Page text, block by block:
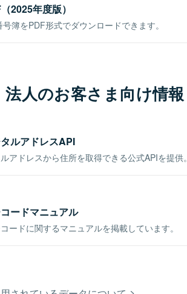
2025年度版）
簿をPDF形式でダウンロードできます。
法人のお客さま向け情報
ルアドレスAPI
アドレスから住所を取得できる公式APIを提供。
ードマニュアル
ードに関するマニュアルを掲載しています。